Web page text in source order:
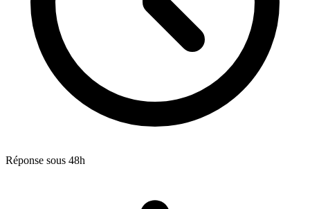
Réponse sous 48h